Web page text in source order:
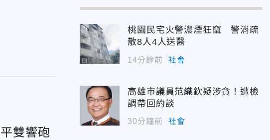
雙響砲
桃園民宅火警濃煙狂竄 警消疏
散8人4人送醫
14分鐘前 社會
高雄市議員范織欽疑涉貪！遭檢
調帶回約談
30分鐘前 社會